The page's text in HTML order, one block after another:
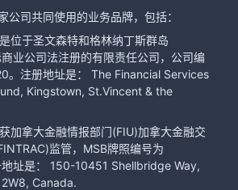
公司共同使用的业务品牌，包括：
位于圣文森特和格林纳丁斯群岛
业公司法注册的有限责任公司，公司编
。注册地址是： The Financial Services
Kingstown, St.Vincent & the
加拿大金融情报部门(FIU)加拿大金融交
监管，MSB牌照编号为
址是： 150-10451 Shellbridge Way,
Canada.